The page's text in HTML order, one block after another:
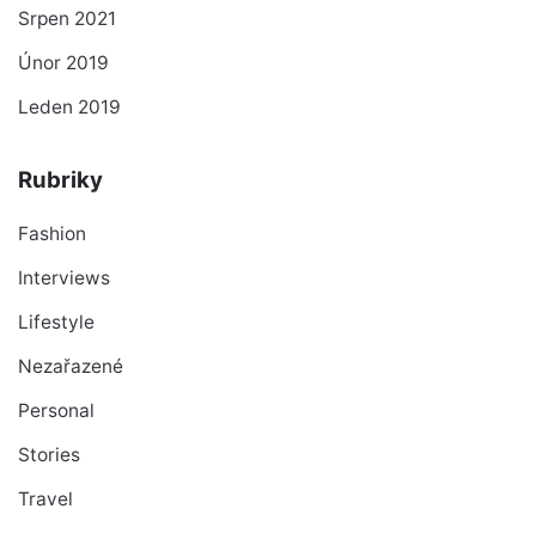
Srpen 2021
Únor 2019
Leden 2019
Rubriky
Fashion
Interviews
Lifestyle
Nezařazené
Personal
Stories
Travel